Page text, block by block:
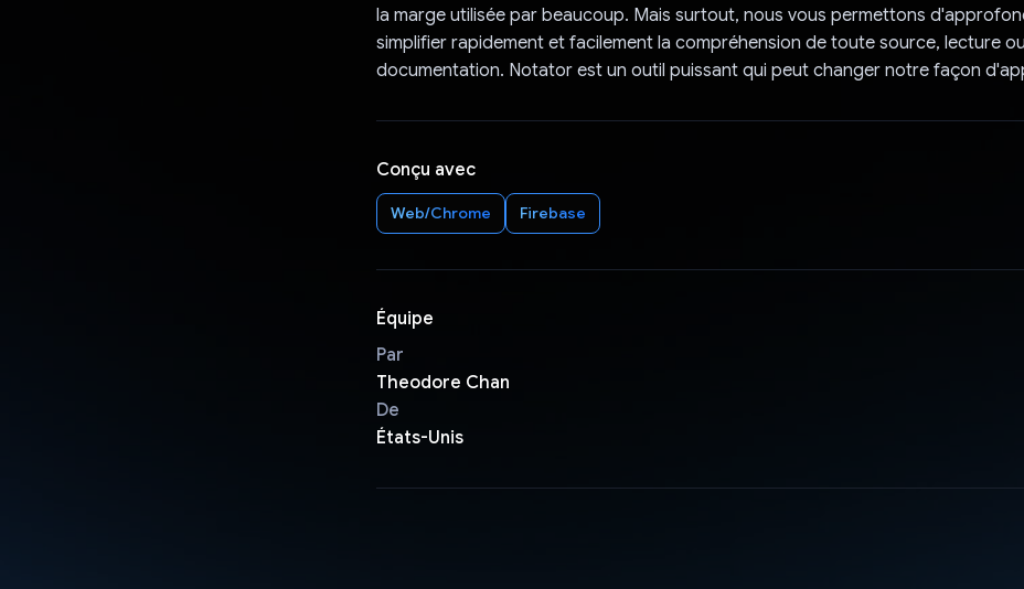
la marge utilisée par beaucoup. Mais surtout, nous vous permettons
simplifier rapidement et facilement la compréhension de toute source, lecture ou
documentation. Notator est un outil puissant qui peut changer notre façon
Conçu avec
Web/Chrome Firebase
Équipe
Par
Theodore Chan
De
États-Unis